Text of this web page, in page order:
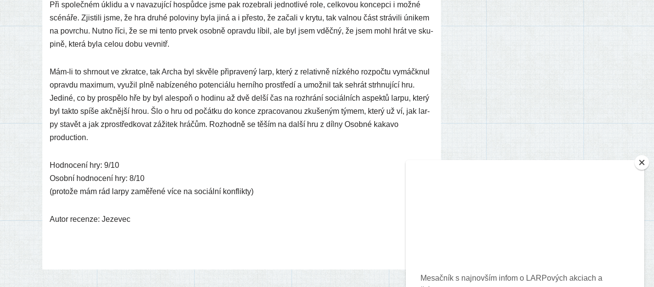
Při spo­leč­ném úkli­du a v nava­zu­jí­cí hos­půd­ce jsme pak rozeb­ra­li jed­not­li­vé role, cel­ko­vou kon­cep­ci i mož­né
scé­ná­ře. Zjistili jsme, že hra dru­hé polo­vi­ny byla jiná a i přes­to, že zača­li v kry­tu, tak val­nou část strá­vi­li úni­kem
na povr­chu. Nutno říci, že se mi ten­to prvek osob­ně oprav­du líbil, ale byl jsem vděč­ný, že jsem mohl hrát ve sku­
pi­ně, kte­rá byla celou dobu vevnitř.
Mám-li to shr­nout ve zkrat­ce, tak Archa byl skvěle přip­ra­ve­ný larp, kte­rý z rela­tiv­ně níz­ké­ho roz­poč­tu vymáčk­nul
oprav­du maxi­mum, využil plně nabí­ze­né­ho poten­ciá­lu her­ní­ho pros­tře­dí a umož­nil tak seh­rát strh­nu­jí­cí hru.
Jediné, co by pros­pělo hře by byl ales­poň o hodi­nu až dvě del­ší čas na rozhrá­ní sociál­ních aspek­tů lar­pu, kte­rý
byl tak­to spí­še akč­něj­ší hrou. Šlo o hru od počát­ku do kon­ce zpra­co­va­nou zku­še­ným týmem, kte­rý už ví, jak lar­
py sta­vět a jak zpros­třed­ko­vat záži­tek hrá­čům. Rozhodně se těším na dal­ší hru z díl­ny Osobné kaka­vo
production.
Hodnocení hry: 9/10
Osobní hod­no­ce­ní hry: 8/10
(pro­to­že mám rád lar­py zaměře­né více na sociál­ní konflikty)
Autor recen­ze: Jezevec